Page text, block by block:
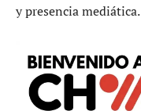
y presencia mediática.